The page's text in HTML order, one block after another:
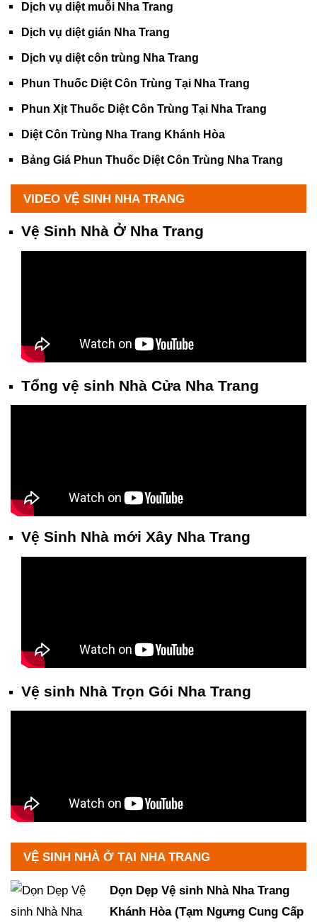
Dịch vụ diệt muỗi Nha Trang
Dịch vụ diệt gián Nha Trang
Dịch vụ diệt côn trùng Nha Trang
Phun Thuốc Diệt Côn Trùng Tại Nha Trang
Phun Xịt Thuốc Diệt Côn Trùng Tại Nha Trang
Diệt Côn Trùng Nha Trang Khánh Hòa
Bảng Giá Phun Thuốc Diệt Côn Trùng Nha Trang
VIDEO VỆ SINH NHA TRANG
Vệ Sinh Nhà Ở Nha Trang
Tổng vệ sinh Nhà Cửa Nha Trang
Vệ Sinh Nhà mới Xây Nha Trang
Vệ sinh Nhà Trọn Gói Nha Trang
VỆ SINH NHÀ Ở TẠI NHA TRANG
Dọn Dẹp Vệ sinh Nhà Nha Trang
Khánh Hòa (Tạm Ngưng Cung Cấp